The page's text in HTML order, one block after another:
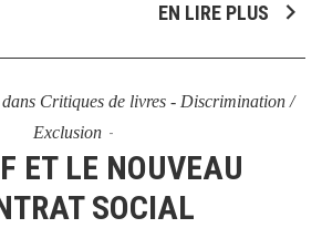
EN LIRE PLUS
dans Critiques de livres - Discrimination /
Exclusion
ET LE NOUVEAU
SOCIAL